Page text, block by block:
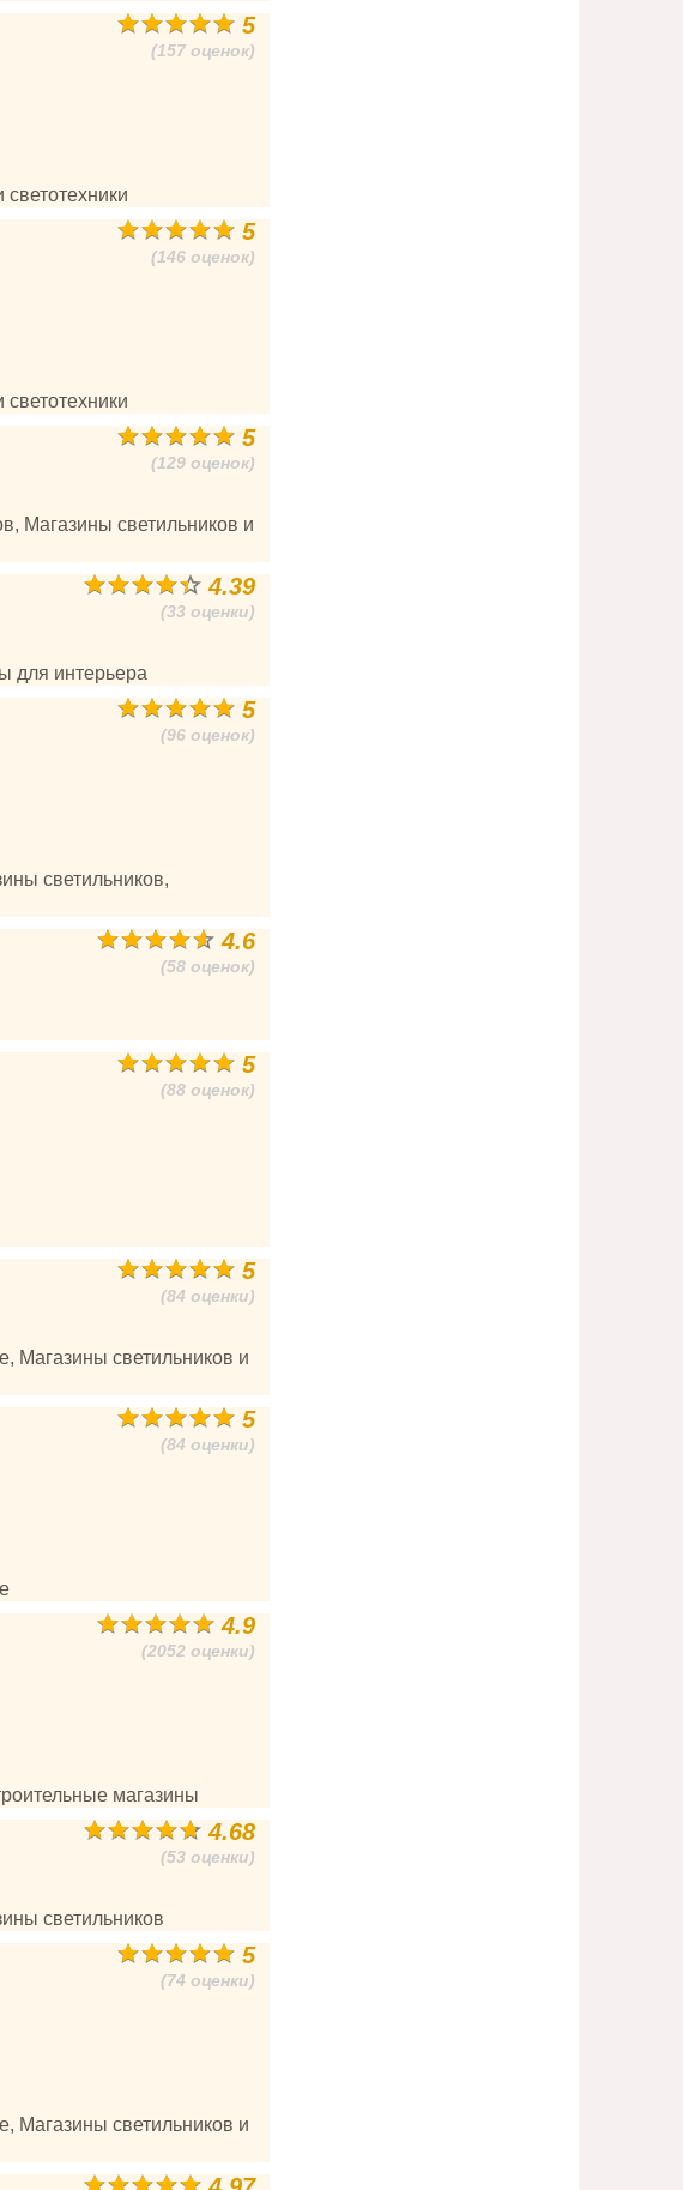
5
(157 оценок)
5
(146 оценок)
5
(129 оценок)
Магазины светильников и
4.39
(33 оценки)
для интерьера
5
(96 оценок)
светильников,
4.6
(58 оценок)
5
(88 оценок)
5
(84 оценки)
Магазины светильников и
5
(84 оценки)
4.9
(2052 оценки)
магазины
4.68
(53 оценки)
светильников
5
(74 оценки)
Магазины светильников и